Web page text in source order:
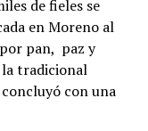
de fieles se
en Moreno al
pan, paz y
tradicional
con una